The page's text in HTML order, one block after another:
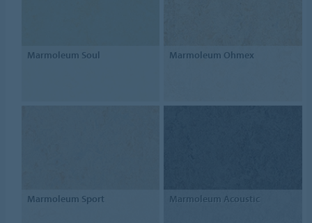
Marmoleum Soul Marmoleum Ohmex
Marmoleum Sport Marmoleum Acoustic